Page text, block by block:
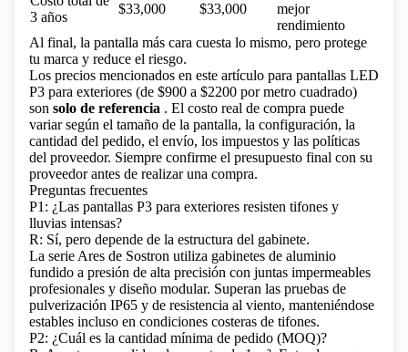
3 años
$33,000 $33,000
mejor
rendimiento
Al final, la pantalla más cara cuesta lo mismo, pero protege
tu marca y reduce el riesgo.
Los precios mencionados en este artículo para pantallas LED
P3 para exteriores (de $900 a $2200 por metro cuadrado)
son solo de referencia . El costo real de compra puede
variar según el tamaño de la pantalla, la configuración, la
cantidad del pedido, el envío, los impuestos y las políticas
del proveedor. Siempre confirme el presupuesto final con su
proveedor antes de realizar una compra.
Preguntas frecuentes
P1: ¿Las pantallas P3 para exteriores resisten tifones y
lluvias intensas?
R: Sí, pero depende de la estructura del gabinete.
La serie Ares de Sostron utiliza gabinetes de aluminio
fundido a presión de alta precisión con juntas impermeables
profesionales y diseño modular. Superan las pruebas de
pulverización IP65 y de resistencia al viento, manteniéndose
estables incluso en condiciones costeras de tifones.
P2: ¿Cuál es la cantidad mínima de pedido (MOQ)?